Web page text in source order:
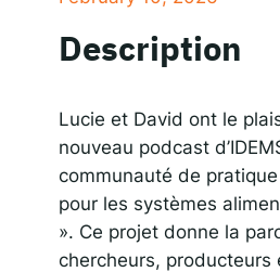
Responsible AI for
RSS FEED
LINK
Description
Lucie et David ont le
nouveau podcast
communauté de
pour les systèmes
». Ce projet donne la
chercheurs, producteurs